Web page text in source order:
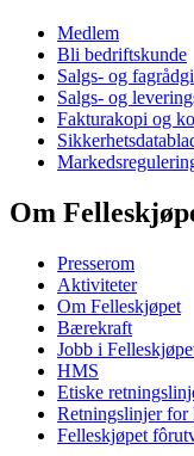
Medlem
Bli bedriftskunde
Salgs- og
Salgs- og
Fakturakopi og
Om
Presserom
Aktiviteter
Om Felleskjøpet
Bærekraft
Jobb i
HMS
Etiske
Retningslinjer for
Felleskjøpet